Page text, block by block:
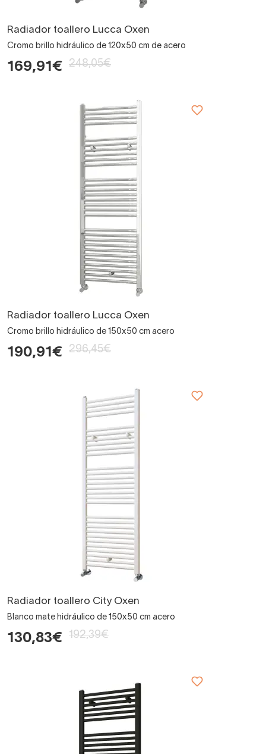
Radiador toallero Lucca Oxen
Cromo brillo hidráulico de 120x50 cm de acero
169,91€ 248,05€
Radiador toallero Lucca Oxen
Cromo brillo hidráulico de 150x50 cm acero
190,91€ 296,45€
Radiador toallero City Oxen
Blanco mate hidráulico de 150x50 cm acero
130,83€ 192,39€